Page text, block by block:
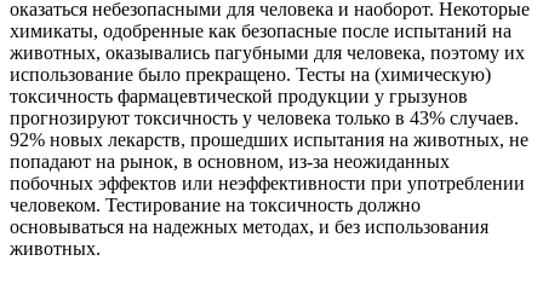
оказаться небезопасными для человека и наоборот. Некоторые
химикаты, одобренные как безопасные после испытаний на
животных, оказывались пагубными для человека, поэтому их
использование было прекращено. Тесты на (химическую)
токсичность фармацевтической продукции у грызунов
прогнозируют токсичность у человека только в 43% случаев.
92% новых лекарств, прошедших испытания на животных, не
попадают на рынок, в основном, из-за неожиданных
побочных эффектов или неэффективности при употреблении
человеком. Тестирование на токсичность должно
основываться на надежных методах, и без использования
животных.